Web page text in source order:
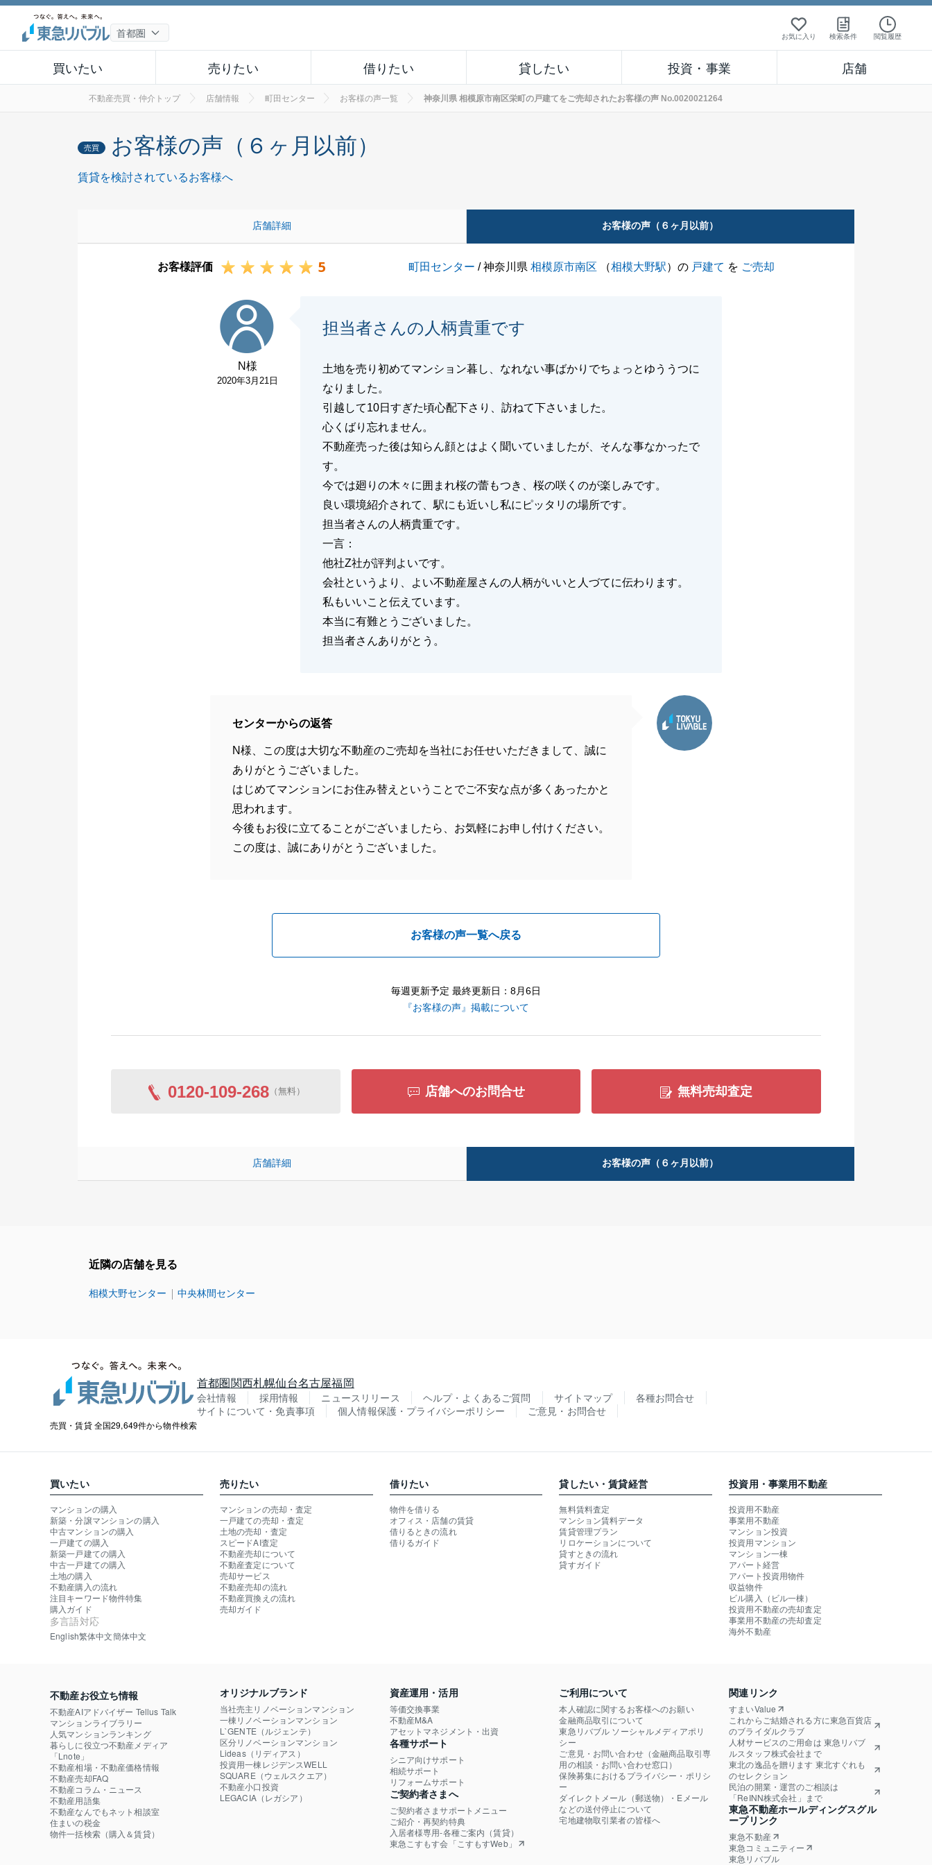
お気に入り 検索条件 閲覧履歴
買いたい 売りたい 借りたい 貸したい 投資・事業 店舗
不動産売買・仲介トップ 店舗情報 町田センター お客様の声一覧 神奈川県 相模原市南区栄町の戸建てをご売却されたお客様の声 No.0020021264
売買 お客様の声（６ヶ月以前）
賃貸を検討されているお客様へ
店舗詳細 お客様の声（６ヶ月以前）
お客様評価 5 町田センター / 神奈川県相模原市南区 （相模大野駅）の 戸建て を ご売却
N様
2020年3月21日
担当者さんの人柄貴重です
土地を売り初めてマンション暮し、なれない事ばかりでちょっとゆううつに
なりました。
引越して10日すぎた頃心配下さり、訪ねて下さいました。
心くばり忘れません。
不動産売った後は知らん顔とはよく聞いていましたが、そんな事なかったで
す。
今では廻りの木々に囲まれ桜の蕾もつき、桜の咲くのが楽しみです。
良い環境紹介されて、駅にも近いし私にピッタリの場所です。
担当者さんの人柄貴重です。
一言：
他社Z社が評判よいです。
会社というより、よい不動産屋さんの人柄がいいと人づてに伝わります。
私もいいこと伝えています。
本当に有難とうございました。
担当者さんありがとう。
センターからの返答
N様、この度は大切な不動産のご売却を当社にお任せいただきまして、誠に
ありがとうございました。
はじめてマンションにお住み替えということでご不安な点が多くあったかと
思われます。
今後もお役に立てることがございましたら、お気軽にお申し付けください。
この度は、誠にありがとうございました。
お客様の声一覧へ戻る
毎週更新予定 最終更新日：8月6日
『お客様の声』掲載について
0120-109-268（無料） 店舗へのお問合せ 無料売却査定
店舗詳細 お客様の声（６ヶ月以前）
近隣の店舗を見る
相模大野センター 中央林間センター
売買・賃貸 全国29,649件から物件検索
首都圏関西札幌仙台名古屋福岡
会社情報 採用情報 ニュースリリース ヘルプ・よくあるご質問 サイトマップ
各種お問合せ
サイトについて・免責事項
個人情報保護・プライバシーポリシー ご意見・お問合せ
買いたい
マンションの購入
新築・分譲マンションの購入
中古マンションの購入
一戸建ての購入
新築一戸建ての購入
中古一戸建ての購入
土地の購入
不動産購入の流れ
注目キーワード物件特集
購入ガイド
多言語対応
English繁体中文簡体中文
売りたい
マンションの売却・査定
一戸建ての売却・査定
土地の売却・査定
スピードAI査定
不動産売却について
不動産査定について
売却サービス
不動産売却の流れ
不動産買換えの流れ
売却ガイド
借りたい
物件を借りる
オフィス・店舗の賃貸
借りるときの流れ
借りるガイド
貸したい・賃貸経営
無料賃料査定
マンション賃料データ
賃貸管理プラン
リロケーションについて
貸すときの流れ
貸すガイド
投資用・事業用不動産
投資用不動産
事業用不動産
マンション投資
投資用マンション
マンション一棟
アパート経営
アパート投資用物件
収益物件
ビル購入（ビル一棟）
投資用不動産の売却査定
事業用不動産の売却査定
海外不動産
不動産お役立ち情報
不動産AIアドバイザー Tellus Talk
マンションライブラリー
人気マンションランキング
暮らしに役立つ不動産メディア
「Lnote」
不動産相場・不動産価格情報
不動産売却FAQ
不動産コラム・ニュース
不動産用語集
不動産なんでもネット相談室
住まいの税金
物件一括検索（購入＆賃貸）
オリジナルブランド
当社売主リノベーションマンション
一棟リノベーションマンション
L`GENTE（ルジェンテ）
区分リノベーションマンション
Lideas（リディアス）
投資用一棟レジデンスWELL
SQUARE（ウェルスクエア）
不動産小口投資
LEGACIA（レガシア）
資産運用・活用
等価交換事業
不動産M&A
アセットマネジメント・出資
各種サポート
シニア向けサポート
相続サポート
リフォームサポート
ご契約者さまへ
ご契約者さまサポートメニュー
ご紹介・再契約特典
入居者様専用-各種ご案内（賃貸）
東急こすもす会「こすもすWeb」
ご利用について
本人確認に関するお客様へのお願い
金融商品取引について
東急リバブル ソーシャルメディアポリ
シー
ご意見・お問い合わせ（金融商品取引専
用の相談・お問い合わせ窓口）
保険募集におけるプライバシー・ポリシ
ー
ダイレクトメール（郵送物）・Eメール
などの送付停止について
宅地建物取引業者の皆様へ
関連リンク
すまいValue
これからご結婚される方に東急百貨店
のブライダルクラブ
人材サービスのご用命は 東急リバブ
ルスタッフ株式会社まで
東北の逸品を贈ります 東北すぐれも
のセレクション
民泊の開業・運営のご相談は
「ReINN株式会社」まで
東急不動産ホールディングスグル
ープリンク
東急不動産
東急コミュニティー
東急リバブル